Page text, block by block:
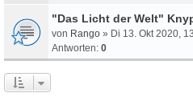
"Das Licht der Welt"
von Rango » Di 13. Okt 2020,
Antworten: 0